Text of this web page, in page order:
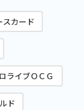
スカード
ライブＯＣＧ
ド